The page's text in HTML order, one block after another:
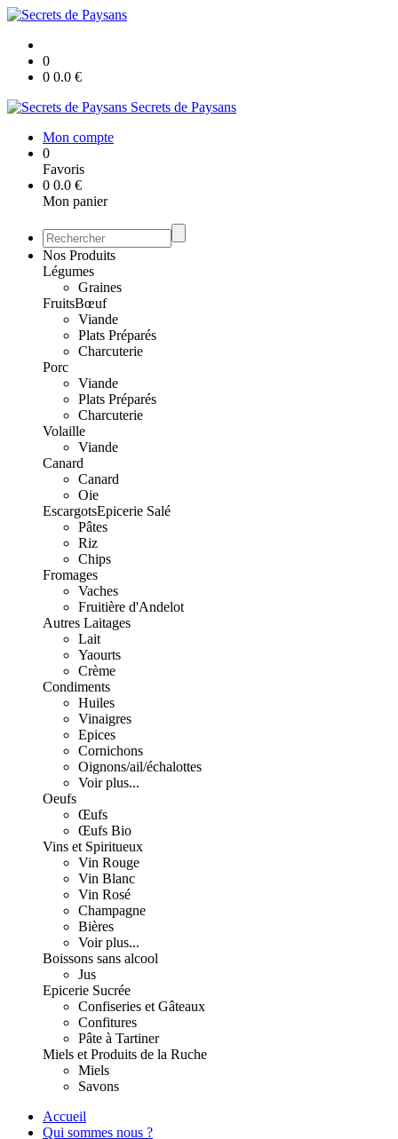
0
0 0.0 €
Secrets de Paysans
Mon compte
0
Favoris
0 0.0 €
Mon panier
Nos Produits
Légumes
Graines
FruitsBœuf
Viande
Plats Préparés
Charcuterie
Porc
Viande
Plats Préparés
Charcuterie
Volaille
Viande
Canard
Canard
Oie
EscargotsEpicerie Salé
Pâtes
Riz
Chips
Fromages
Vaches
Fruitière d'Andelot
Autres Laitages
Lait
Yaourts
Crème
Condiments
Huiles
Vinaigres
Epices
Cornichons
Oignons/ail/échalottes
Voir plus...
Oeufs
Œufs
Œufs Bio
Vins et Spiritueux
Vin Rouge
Vin Blanc
Vin Rosé
Champagne
Bières
Voir plus...
Boissons sans alcool
Jus
Epicerie Sucrée
Confiseries et Gâteaux
Confitures
Pâte à Tartiner
Miels et Produits de la Ruche
Miels
Savons
Accueil
Qui sommes nous ?